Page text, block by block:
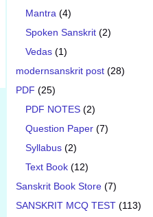
Mantra (4)
Spoken Sanskrit (2)
Vedas (1)
modernsanskrit post (28)
PDF (25)
PDF NOTES (2)
Question Paper (7)
Syllabus (2)
Text Book (12)
Sanskrit Book Store (7)
SANSKRIT MCQ TEST (113)